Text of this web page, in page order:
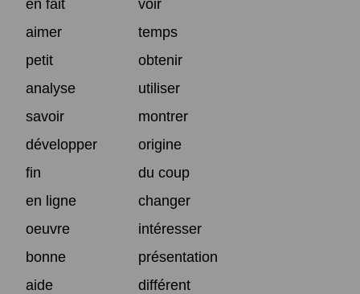
en fait
voir
aimer
temps
petit
obtenir
analyse
utiliser
savoir
montrer
développer
origine
fin
du coup
en ligne
changer
oeuvre
intéresser
bonne
présentation
aide
différent